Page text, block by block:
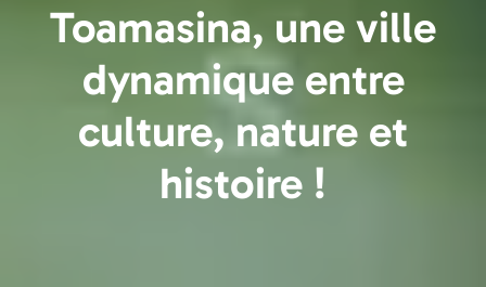
Toamasina, une ville
dynamique entre
culture, nature et
histoire !